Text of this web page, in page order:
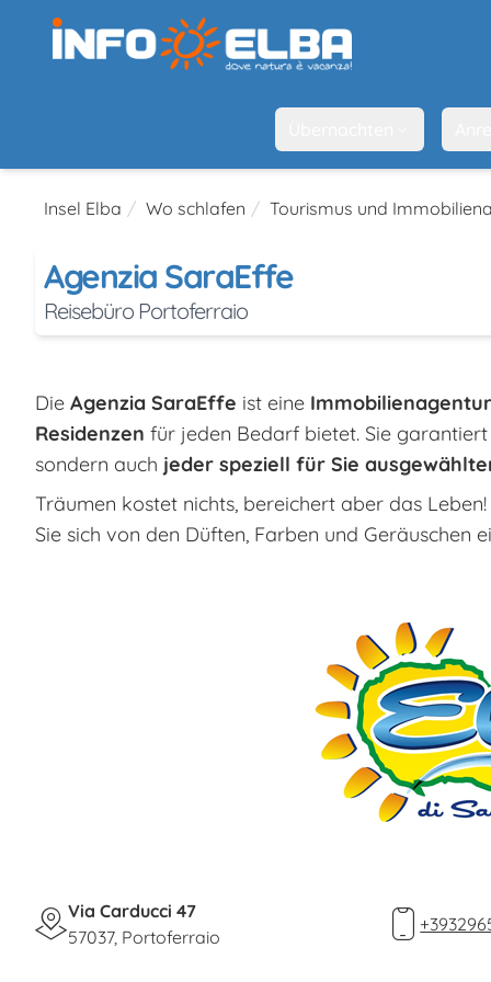
Insel Elba Wo schlafen Tourismus und
Agenzia SaraEffe
Reisebüro Portoferraio
Die Agenzia SaraEffe ist eine Immobilienagentur
Residenzen für jeden Bedarf bietet. Sie
sondern auch jeder speziell für Sie
Träumen kostet nichts, bereichert aber das
Sie sich von den Düften, Farben und Geräuschen
Via Carducci 47
57037, Portoferraio